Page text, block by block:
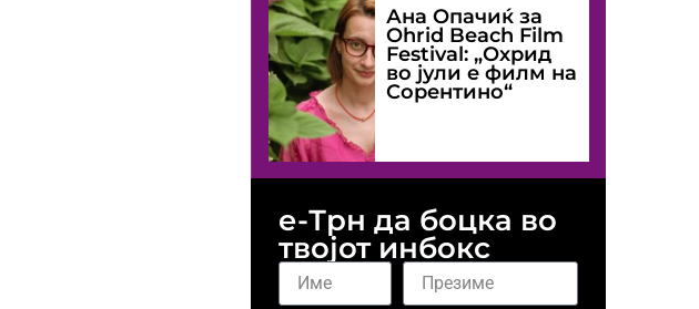
Ана Опачиќ за
Оhrid Beach Film
Festival: „Охрид
во јули е филм на
Сорентино“
е-Трн да боцка во
твојот инбокс